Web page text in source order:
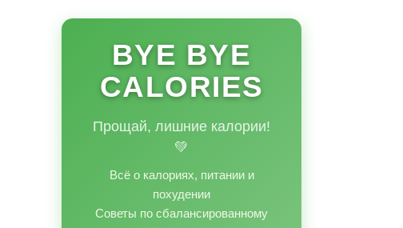
BYE BYE
CALORIES
Прощай, лишние калории!
💚
Всё о калориях, питании и
похудении
Советы по сбалансированному